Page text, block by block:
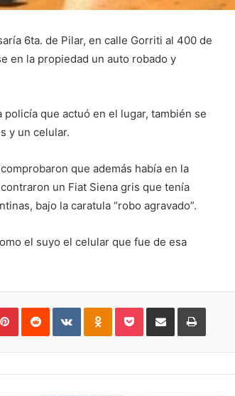
6ta. de Pilar, en calle Gorriti al 400 de
en la propiedad un auto robado y
que actuó en el lugar, también se
y un celular.
que además había en la
un Fiat Siena gris que tenía
bajo la caratula “robo agravado”.
el suyo el celular que fue de esa
PinterestReddit VKontakteOdnoklassniki
PocketCompartirImprimir